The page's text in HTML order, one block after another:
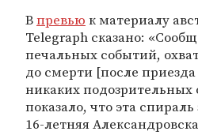
Впревью к материалу
Telegraph сказано:
печальных событий,
до смерти [после
никаких подозрительных
показало, что эта
16-летняя